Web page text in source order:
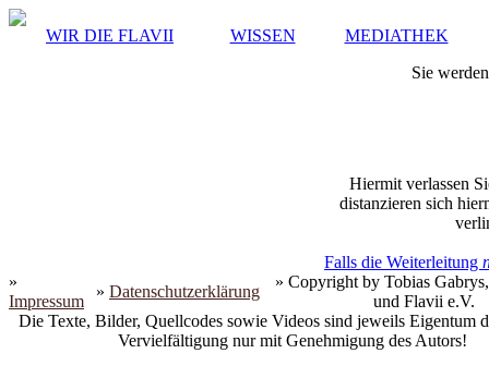
WIR DIE FLAVII WISSEN
MEDIATHEK
Sie
Hiermit verlassen
distanzieren sich
Falls die Weiterleitung
»
Impressum
» Datenschutzerklärung
» Copyright by Tobias
und Flavii e.V.
Die Texte, Bilder, Quellcodes sowie Videos sind jeweils Eigentum
Vervielfältigung nur mit Genehmigung des Autors!